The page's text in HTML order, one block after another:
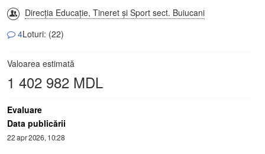
Direcţia Educaţie, Tineret şi Sport sect. Buiucani
4Loturi: (22)
Valoarea estimată
1 402 982 MDL
Evaluare
Data publicării
22 apr 2026, 10:28